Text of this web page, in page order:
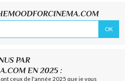
PAR
EN 2025 :
ceux de l'année 2025 que je vous